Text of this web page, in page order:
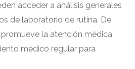
acceder a análisis generales
de laboratorio de rutina. De
la atención médica
médico regular para